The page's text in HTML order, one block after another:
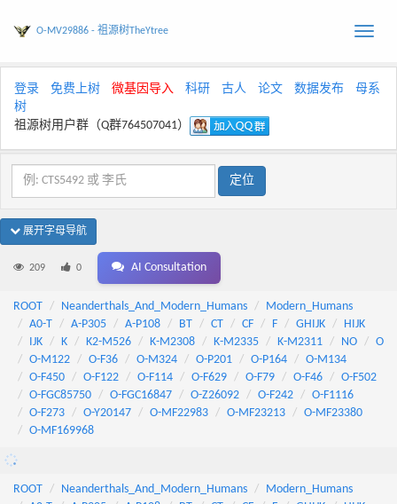
Toggle
O-MV29886 - 祖源树TheYtree
登录 免费上树 微基因导入 科研 古人 论文 数据发布
母系
树
祖源树用户群（Q群764507041）
展开字母导航
209 0 AI Consultation
ROOT Neanderthals_And_Modern_Humans
Modern_Humans
A0-T
A-P305 A-P108 BT CT CF F GHIJK
HIJK
IJK
K K2-M526 K-M2308 K-M2335 K-M2311 NO
O
O-M122
O-F36 O-M324 O-P201 O-P164
O-M134
O-F450
O-F122 O-F114 O-F629 O-F79 O-F46
O-F502
O-FGC85750
O-FGC16847 O-Z26092 O-F242
O-F1116
O-F273
O-Y20147 O-MF22983 O-MF23213
O-MF23380
O-MF169968
ROOT Neanderthals_And_Modern_Humans
Modern_Humans